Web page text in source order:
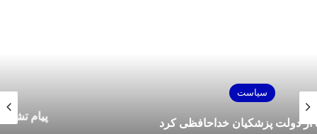
پیام تشکر رهبر انقلاب از کاروان ورزشی ایران در
المپیک ۲۰۲۴ پاریس